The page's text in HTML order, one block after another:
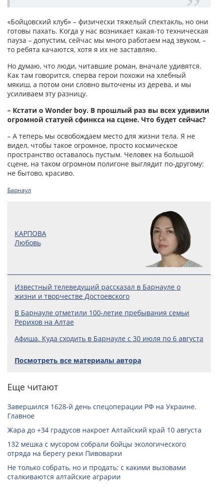
«Бойцовский клуб» – физически тяжелый спектакль, но они
готовы пахать. Когда у нас возникает какая-то техническая
пауза – допустим, сейчас мы много работаем над звуком, –
то ребята качаются, хотя я их не заставляю.
Но думаю, что люди, читавшие роман, вначале удивятся.
Как там говорится, сперва герои похожи на хлебный
мякиш, а потом они словно выточены из дерева, и мы
усиливаем эту разницу.
– Кстати о Wonder boy. В прошлый раз вы всех удивили
огромной статуей сфинкса на сцене. Что будет сейчас?
– А теперь мы освобождаем место для жизни тела. Я не
видел, чтобы такое огромное, просто космическое
пространство оставалось пустым. Человек на большой
сцене, на таком огромном полигоне выглядит по-другому:
не бытово, красиво.
Барнаул
КАРПОВА
Любовь
Известный телеведущий рассказал в Барнауле о
жизни и творчестве Достоевского
В Барнауле отметили 100‑летие пребывания семьи
Рерихов на Алтае
Афиша. Куда сходить в Барнауле с 30 июля по 6 августа
Посмотреть все материалы автора
Еще читают
Завершился 1628-й день спецоперации РФ на Украине.
Главное
Жара до +34 градусов накроет Алтайский край 10 августа
132 мешка с мусором собрали бойцы экологического
отряда на берегу реки Пивоварки
Не только собрать, но и продать: с какими вызовами
сталкиваются алтайские аграрии